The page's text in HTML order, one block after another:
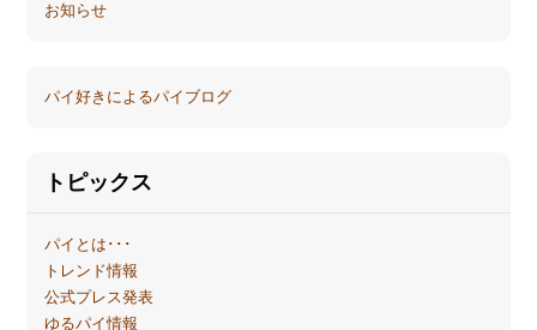
お知らせ
パイ好きによるパイブログ
トピックス
パイとは･･･
トレンド情報
公式プレス発表
ゆるパイ情報